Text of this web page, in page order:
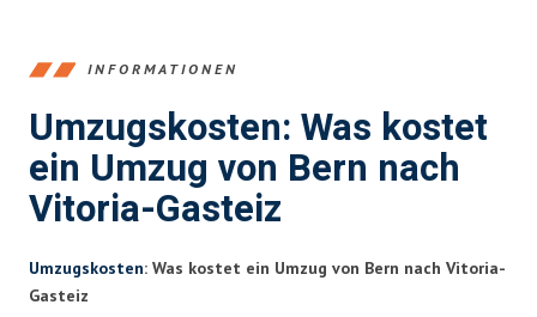
INFORMATIONEN
Umzugskosten: Was kostet
ein Umzug von Bern nach
Vitoria-Gasteiz
Umzugskosten: Was kostet ein Umzug von Bern nach Vitoria-
Gasteiz